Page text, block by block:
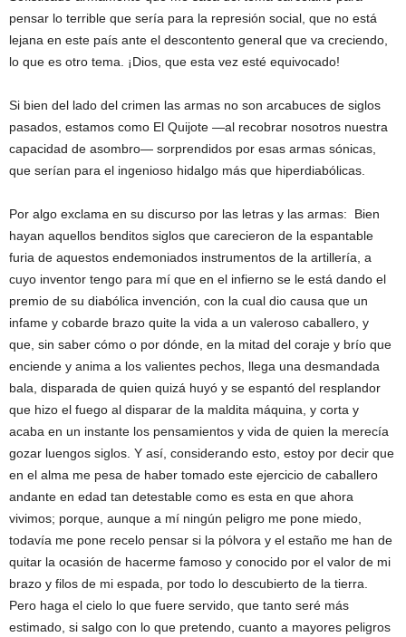
pensar lo terrible que sería para la represión social, que no está
lejana en este país ante el descontento general que va creciendo,
lo que es otro tema. ¡Dios, que esta vez esté equivocado!
Si bien del lado del crimen las armas no son arcabuces de siglos
pasados, estamos como El Quijote —al recobrar nosotros nuestra
capacidad de asombro— sorprendidos por esas armas sónicas,
que serían para el ingenioso hidalgo más que hiperdiabólicas.
Por algo exclama en su discurso por las letras y las armas: Bien
hayan aquellos benditos siglos que carecieron de la espantable
furia de aquestos endemoniados instrumentos de la artillería, a
cuyo inventor tengo para mí que en el infierno se le está dando el
premio de su diabólica invención, con la cual dio causa que un
infame y cobarde brazo quite la vida a un valeroso caballero, y
que, sin saber cómo o por dónde, en la mitad del coraje y brío que
enciende y anima a los valientes pechos, llega una desmandada
bala, disparada de quien quizá huyó y se espantó del resplandor
que hizo el fuego al disparar de la maldita máquina, y corta y
acaba en un instante los pensamientos y vida de quien la merecía
gozar luengos siglos. Y así, considerando esto, estoy por decir que
en el alma me pesa de haber tomado este ejercicio de caballero
andante en edad tan detestable como es esta en que ahora
vivimos; porque, aunque a mí ningún peligro me pone miedo,
todavía me pone recelo pensar si la pólvora y el estaño me han de
quitar la ocasión de hacerme famoso y conocido por el valor de mi
brazo y filos de mi espada, por todo lo descubierto de la tierra.
Pero haga el cielo lo que fuere servido, que tanto seré más
estimado, si salgo con lo que pretendo, cuanto a mayores peligros